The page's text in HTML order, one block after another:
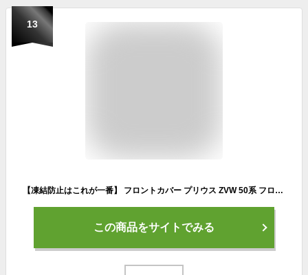
13
【凍結防止はこれが一番】 フロントカバー プリウス ZVW 50系 フロントガラス 凍結防止 カバー 凍結防止 シート フロント サンシェード 霜除け 霜よけ 日よけ 日除け 雪 霜 車 紫外線 uv 断熱 遮光 夏 冬 オールシーズン LotNo.01
この商品をサイトでみる